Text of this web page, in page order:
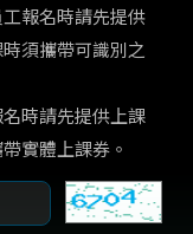
報名時請先提供
須攜帶可識別之
時請先提供上課
實體上課券。